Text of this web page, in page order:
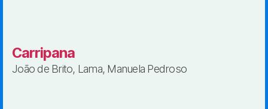
Carripana
João de Brito, Lama, Manuela Pedroso